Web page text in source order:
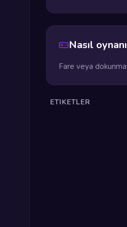
Nasıl
Fare veya
ETIKETLER